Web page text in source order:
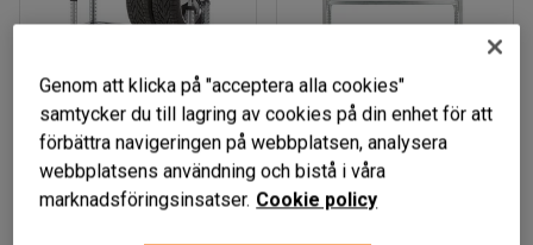
HELAGS
HELAGS
Genom att klicka på "acceptera alla cookies"
samtycker du till lagring av cookies på din enhet för att
förbättra navigeringen på webbplatsen, analysera
webbplatsens användning och bistå i våra
marknadsföringsinsatser. Cookie policy